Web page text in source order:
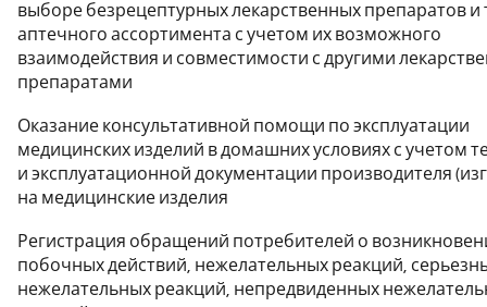
выборе безрецептурных лекарственных препаратов и
аптечного ассортимента с учетом их возможного
взаимодействия и совместимости с другими
препаратами
Оказание консультативной помощи по эксплуатации
медицинских изделий в домашних условиях с учетом
и эксплуатационной документации производителя
на медицинские изделия
Регистрация обращений потребителей о
побочных действий, нежелательных реакций,
нежелательных реакций, непредвиденных